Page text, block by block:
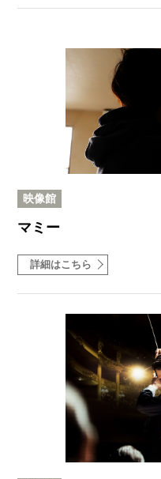
映像館
マミー
詳細はこちら